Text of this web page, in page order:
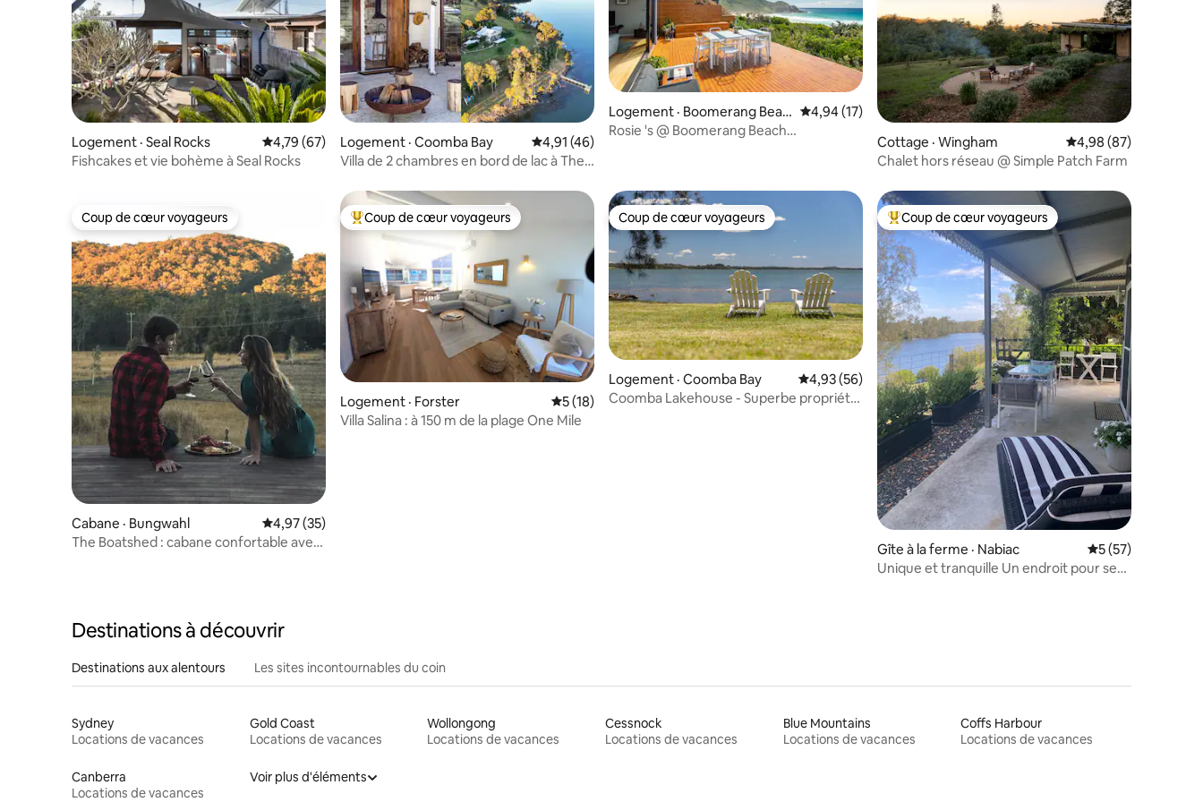
Logement · Seal Rocks Note moyenne de 4,79 sur 5, 67 commentaires
4,79 (67)
Fishcakes et vie bohème à Seal Rocks
Logement · Coomba Bay Note moyenne de 4,91 sur 5, 46 commentaires
4,91 (46)
Villa de 2 chambres en bord de lac à The
Logement · Boomerang Beac
h
Note moyenne de 4,94 sur 5, 17 commentaires
4,94 (17)
Rosie 's @ Boomerang Beach
Cottage · Wingham Note moyenne de
4,98 (87)
Chalet hors réseau @ Simple Patch Farm
Coup de cœur voyageurs
Coup de cœur voyageurs
Cabane · Bungwahl Note moyenne de 4,97 sur 5, 35 commentaires
4,97 (35)
The Boatshed : cabane confortable avec
Coup de cœur voyageurs parmi les plus aimés
Coup de cœur voyageurs
Logement · Forster Note moyenne de 5 sur 5, 18 commentaires
5 (18)
Villa Salina : à 150 m de la plage One Mile
Coup de cœur voyageurs
Coup de cœur voyageurs
Logement · Coomba Bay Note moyenne de 4,93 sur 5, 56 commentaires
4,93 (56)
Coomba Lakehouse - Superbe propriété
Coup de cœur voyageurs parmi les plus aimés
Coup de cœur voyageurs
Gîte à la ferme · Nabiac Note moyenne de
5 (57)
Unique et tranquille Un endroit pour se
Destinations à découvrir
Destinations aux alentours Les sites incontournables du coin
Sydney
Locations de vacances
Gold Coast
Locations de vacances
Wollongong
Locations de vacances
Cessnock
Locations de vacances
Blue Mountains
Locations de vacances
Coffs Harbour
Locations de vacances
Canberra
Locations de vacances
Voir plus d'éléments